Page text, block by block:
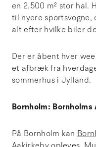
en 2.500 m² stor hal.
til nyere sportsvogne,
alt efter hvilke biler
Der er åbent hver
et afbræk fra
sommerhus i Jylland.
Bornholm:
På Bornholm kan